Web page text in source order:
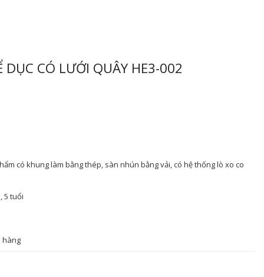
DỤC CÓ LƯỚI QUÂY HE3-002
có khung làm bằng thép, sàn nhún bằng vải, có hệ thống lò xo co
5 tuổi
hàng